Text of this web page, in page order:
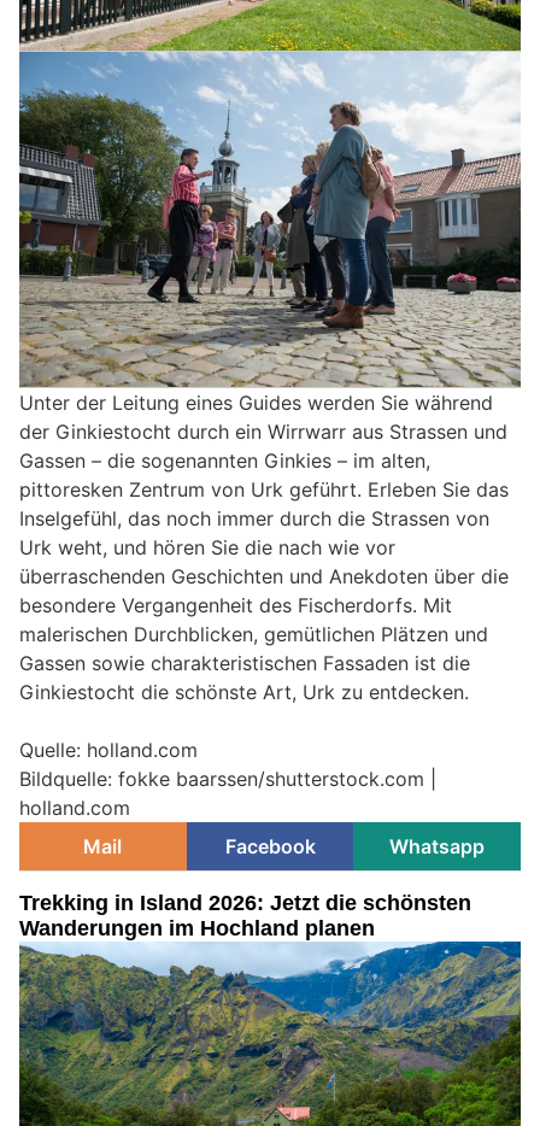
Unter der Leitung eines Guides werden Sie während
der Ginkiestocht durch ein Wirrwarr aus Strassen und
Gassen – die sogenannten Ginkies – im alten,
pittoresken Zentrum von Urk geführt. Erleben Sie das
Inselgefühl, das noch immer durch die Strassen von
Urk weht, und hören Sie die nach wie vor
überraschenden Geschichten und Anekdoten über die
besondere Vergangenheit des Fischerdorfs. Mit
malerischen Durchblicken, gemütlichen Plätzen und
Gassen sowie charakteristischen Fassaden ist die
Ginkiestocht die schönste Art, Urk zu entdecken.
Quelle: holland.com
Bildquelle: fokke baarssen/shutterstock.com |
holland.com
Mail
Facebook Whatsapp
Trekking in Island 2026: Jetzt die schönsten
Wanderungen im Hochland planen